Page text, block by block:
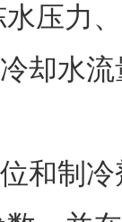
压力
却水
和制